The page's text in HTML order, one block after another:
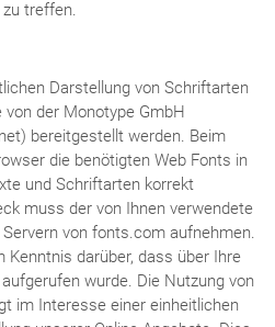
treffen.
Darstellung von Schriftarten
von der Monotype GmbH
bereitgestellt werden. Beim
die benötigten Web Fonts in
und Schriftarten korrekt
muss der von Ihnen verwendete
von fonts.com aufnehmen.
darüber, dass über Ihre
wurde. Die Nutzung von
im Interesse einer einheitlichen